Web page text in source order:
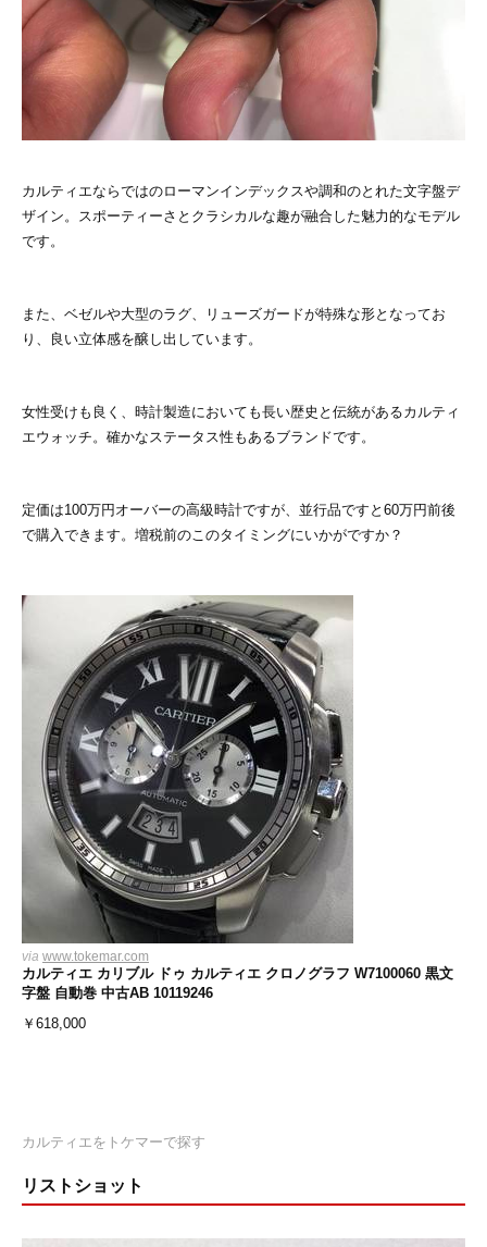
カルティエならではのローマンインデックスや調和のとれた文字盤デ
ザイン。スポーティーさとクラシカルな趣が融合した魅力的なモデル
です。
また、ベゼルや大型のラグ、リューズガードが特殊な形となってお
り、良い立体感を醸し出しています。
女性受けも良く、時計製造においても長い歴史と伝統があるカルティ
エウォッチ。確かなステータス性もあるブランドです。
定価は100万円オーバーの高級時計ですが、並行品ですと60万円前後
で購入できます。増税前のこのタイミングにいかがですか？
via www.tokemar.com
カルティエ カリブル ドゥ カルティエ クロノグラフ W7100060 黒文
字盤 自動巻 中古AB 10119246
￥ 618,000
カルティエをトケマーで探す
リストショット